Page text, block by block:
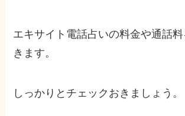
エキサイト電話占いの料金や通話
きます。
しっかりとチェックおきましょう。